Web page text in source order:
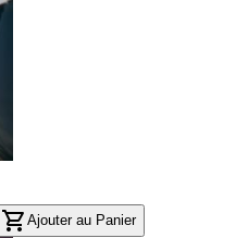
shopping_cart Ajouter au Panier